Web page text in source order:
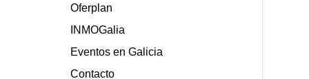
Oferplan
INMOGalia
Eventos en Galicia
Contacto